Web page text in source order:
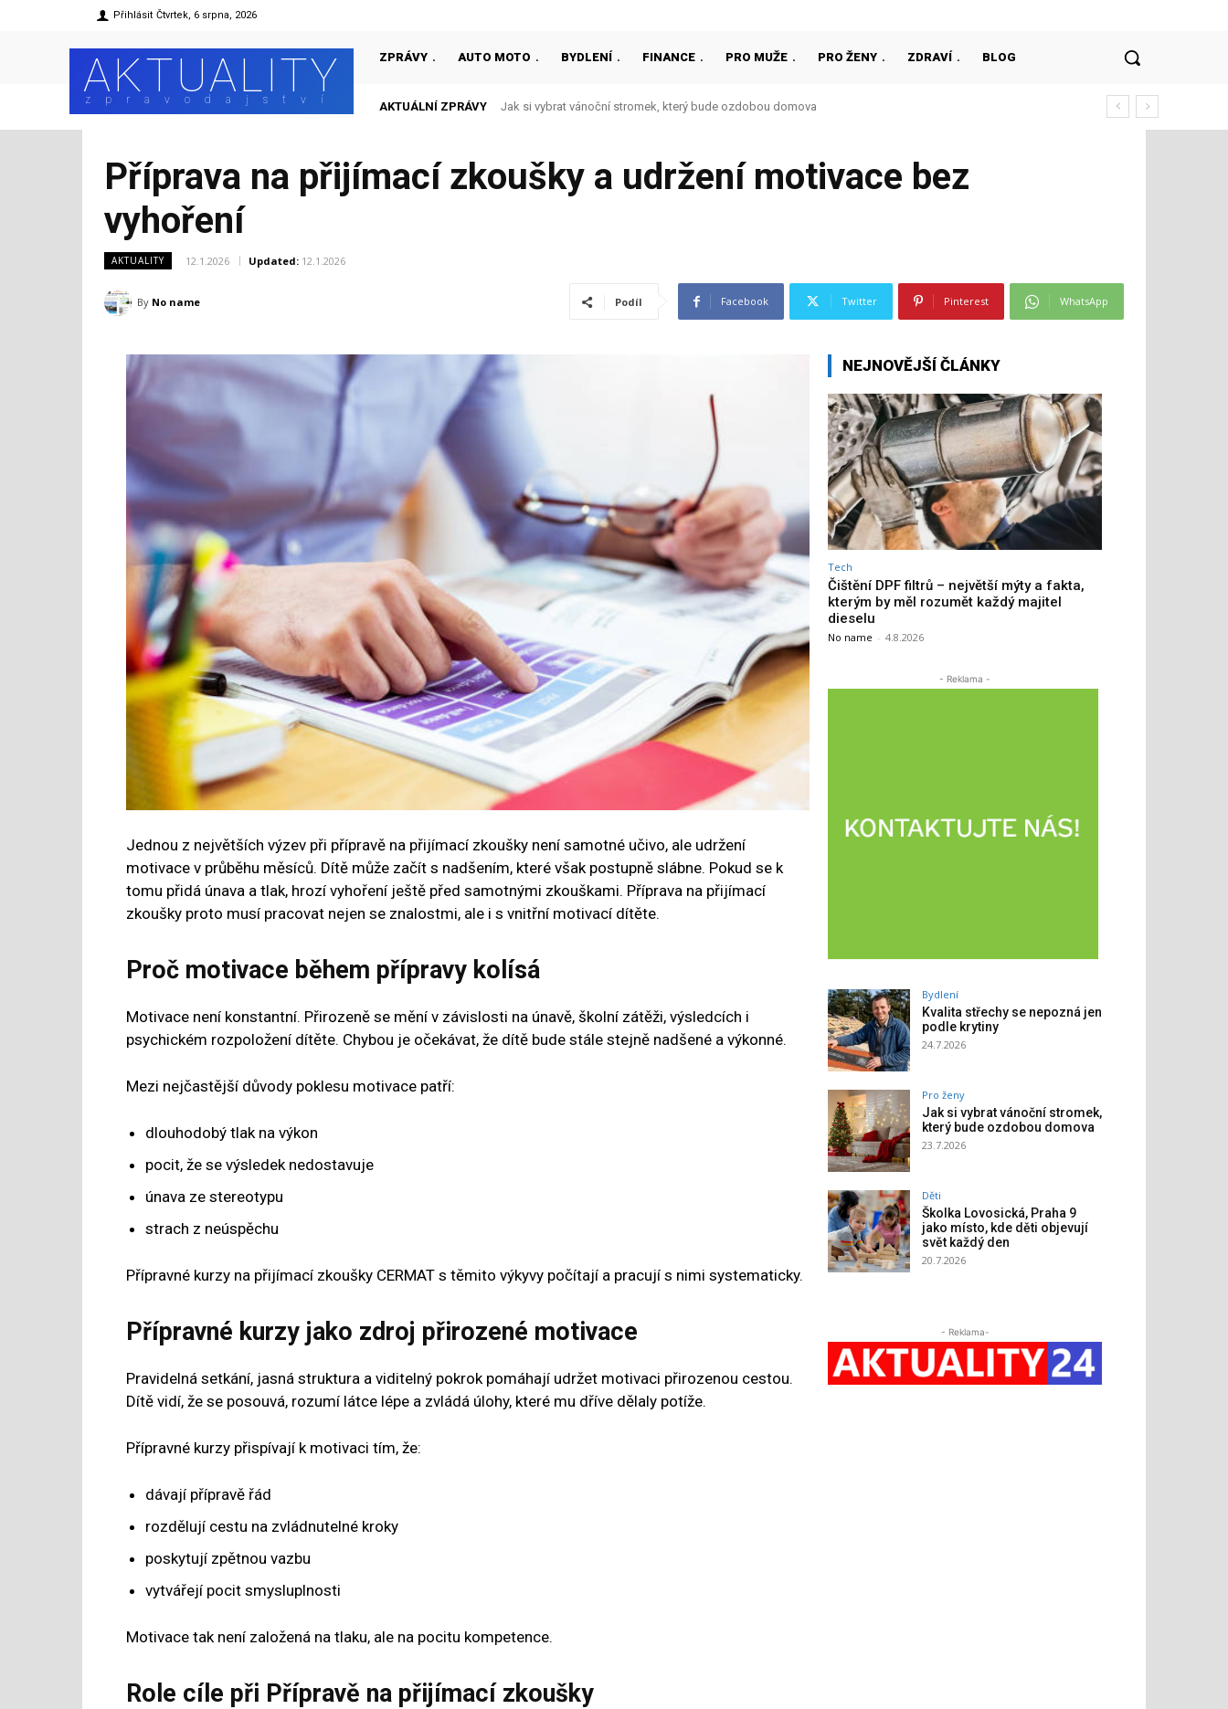
Přihlásit Čtvrtek, 6 srpna, 2026
AKTUALITY
zpravodajství
ZPRÁVY AUTO MOTO BYDLENÍ FINANCE PRO MUŽE PRO ŽENY ZDRAVÍ BLOG
AKTUÁLNÍ ZPRÁVY Jak si vybrat vánoční stromek, který bude ozdobou domova
Příprava na přijímací zkoušky a udržení motivace bez
vyhoření
AKTUALITY 12.1.2026 Updated: 12.1.2026
By No name Podíl Facebook Twitter Pinterest WhatsApp
Jednou z největších výzev při přípravě na přijímací zkoušky není samotné učivo, ale udržení
motivace v průběhu měsíců. Dítě může začít s nadšením, které však postupně slábne. Pokud se k
tomu přidá únava a tlak, hrozí vyhoření ještě před samotnými zkouškami. Příprava na přijímací
zkoušky proto musí pracovat nejen se znalostmi, ale i s vnitřní motivací dítěte.
Proč motivace během přípravy kolísá
Motivace není konstantní. Přirozeně se mění v závislosti na únavě, školní zátěži, výsledcích i
psychickém rozpoložení dítěte. Chybou je očekávat, že dítě bude stále stejně nadšené a výkonné.
Mezi nejčastější důvody poklesu motivace patří:
dlouhodobý tlak na výkon
pocit, že se výsledek nedostavuje
únava ze stereotypu
strach z neúspěchu
Přípravné kurzy na přijímací zkoušky CERMAT s těmito výkyvy počítají a pracují s nimi systematicky.
Přípravné kurzy jako zdroj přirozené motivace
Pravidelná setkání, jasná struktura a viditelný pokrok pomáhají udržet motivaci přirozenou cestou.
Dítě vidí, že se posouvá, rozumí látce lépe a zvládá úlohy, které mu dříve dělaly potíže.
Přípravné kurzy přispívají k motivaci tím, že:
dávají přípravě řád
rozdělují cestu na zvládnutelné kroky
poskytují zpětnou vazbu
vytvářejí pocit smysluplnosti
Motivace tak není založená na tlaku, ale na pocitu kompetence.
Role cíle při Přípravě na přijímací zkoušky
NEJNOVĚJŠÍ ČLÁNKY
Tech
Čištění DPF filtrů – největší mýty a fakta,
kterým by měl rozumět každý majitel
dieselu
No name - 4.8.2026
- Reklama -
Bydlení
Kvalita střechy se nepozná jen
podle krytiny
24.7.2026
Pro ženy
Jak si vybrat vánoční stromek,
který bude ozdobou domova
23.7.2026
Děti
Školka Lovosická, Praha 9
jako místo, kde děti objevují
svět každý den
20.7.2026
- Reklama-